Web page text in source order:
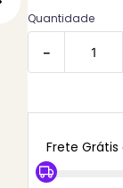
Quantidade
－
Frete